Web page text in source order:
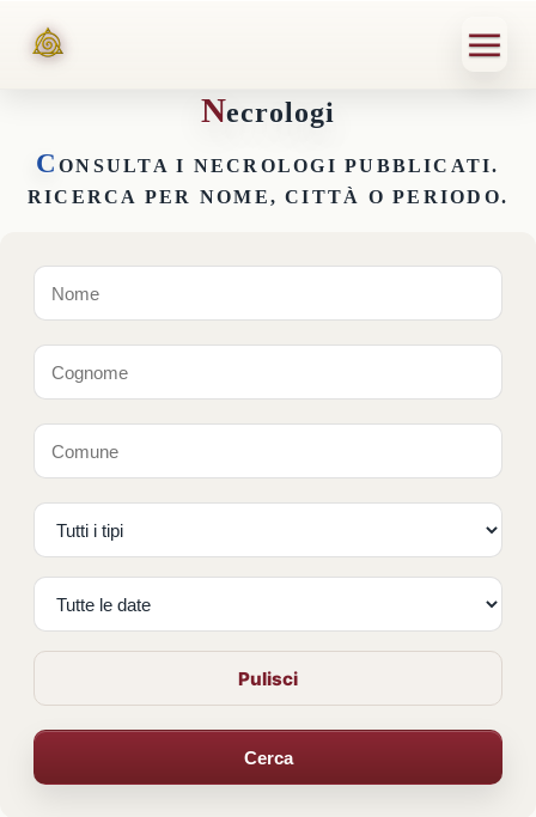
Necrologi
C ONSULTA I NECROLOGI PUBBLICATI.
RICERCA PER NOME, CITTÀ O PERIODO.
Pulisci
Cerca